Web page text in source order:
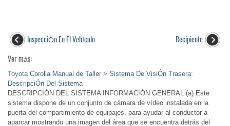
InspecciÓn En El VehÍculo
Recipiente
Ver más:
Toyota Corolla Manual de Taller > Sistema De VisiÓn Trasera:
DescripciÓn Del Sistema
DESCRIPCIÓN DEL SISTEMA INFORMACIÓN GENERAL (a) Este
sistema dispone de un conjunto de cámara de vídeo instalada en la
puerta del compartimiento de equipajes, para ayudar al conductor a
aparcar mostrando una imagen del área que se encuentra detrás del